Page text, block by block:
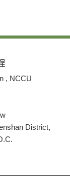
, NCCU
District,